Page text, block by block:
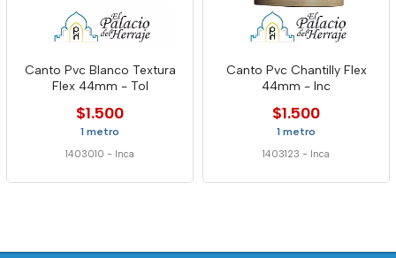
Canto Pvc Blanco Textura
Flex 44mm - Tol
$1.500
1 metro
1403010 - Inca
Canto Pvc Chantilly Flex
44mm - Inc
$1.500
1 metro
1403123 - Inca